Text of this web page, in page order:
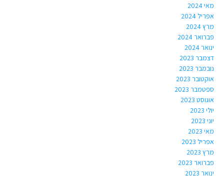
מאי 2024
אפריל 2024
מרץ 2024
פברואר 2024
ינואר 2024
דצמבר 2023
נובמבר 2023
אוקטובר 2023
ספטמבר 2023
אוגוסט 2023
יולי 2023
יוני 2023
מאי 2023
אפריל 2023
מרץ 2023
פברואר 2023
ינואר 2023